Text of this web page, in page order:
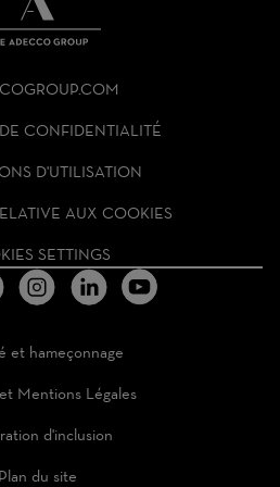
CONFIDENTIALITÉ
D'UTILISATION
AUX COOKIES
SETTINGS
et hameçonnage
Mentions Légales
d'inclusion
Plan du site